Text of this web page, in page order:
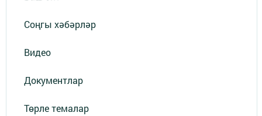
Соңгы хәбәрләр
Видео
Документлар
Төрле темалар